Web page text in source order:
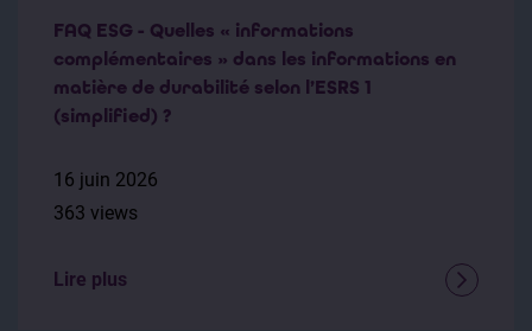
FAQ ESG - Quelles « informations
complémentaires » dans les informations en
matière de durabilité selon l’ESRS 1
(simplified) ?
16 juin 2026
363 views
Lire plus